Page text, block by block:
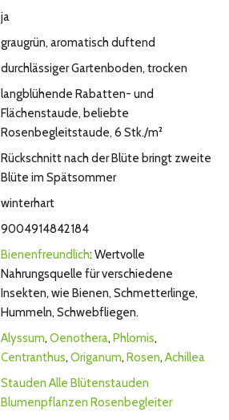
ja
graugrün, aromatisch duftend
durchlässiger Gartenboden, trocken
langblühende Rabatten- und
Flächenstaude, beliebte
Rosenbegleitstaude, 6 Stk./m²
Rückschnitt nach der Blüte bringt zweite
Blüte im Spätsommer
winterhart
9004914842184
Bienenfreundlich: Wertvolle
Nahrungsquelle für verschiedene
Insekten, wie Bienen, Schmetterlinge,
Hummeln, Schwebfliegen.
Alyssum, Oenothera, Phlomis,
Centranthus, Origanum, Rosen, Achillea
Stauden Alle Blütenstauden
Blumenpflanzen Rosenbegleiter